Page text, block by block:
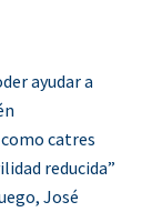
ayudar a
catres
reducida”
José